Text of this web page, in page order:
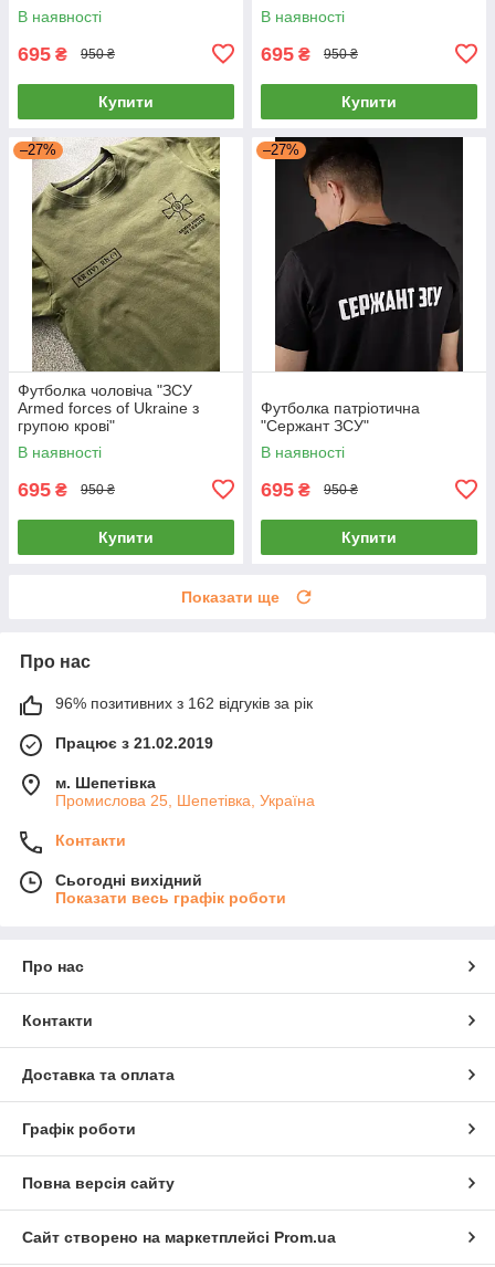
В наявності
695 ₴ 950 ₴
Купити
В наявності
695 ₴ 950 ₴
Купити
–27%
Футболка чоловіча "ЗСУ
Armed forces of Ukraine з
групою крові"
В наявності
695 ₴ 950 ₴
Купити
–27%
Футболка патріотична
"Сержант ЗСУ"
В наявності
695 ₴ 950 ₴
Купити
Показати ще
Про нас
96% позитивних з 162 відгуків за рік
Працює з 21.02.2019
м. Шепетівка
Промислова 25, Шепетівка, Україна
Контакти
Сьогодні вихідний
Показати весь графік роботи
Про нас
Контакти
Доставка та оплата
Графік роботи
Повна версія сайту
Сайт створено на маркетплейсі Prom.ua